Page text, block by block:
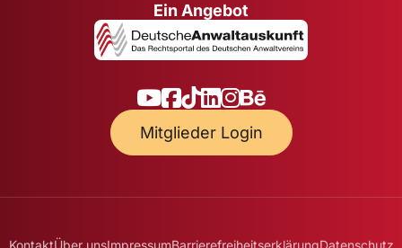
Ein Angebot
Mitglieder Login
KontaktÜber unsImpressumBarrierefreiheitserklärungDatenschutz